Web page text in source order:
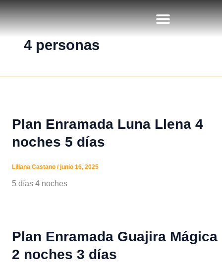
Ir
al
contenido
4 personas
Plan Enramada Luna Llena 4
noches 5 días
Liliana Castano /junio 16, 2025
5 días 4 noches
Plan Enramada Guajira Mágica
2 noches 3 días